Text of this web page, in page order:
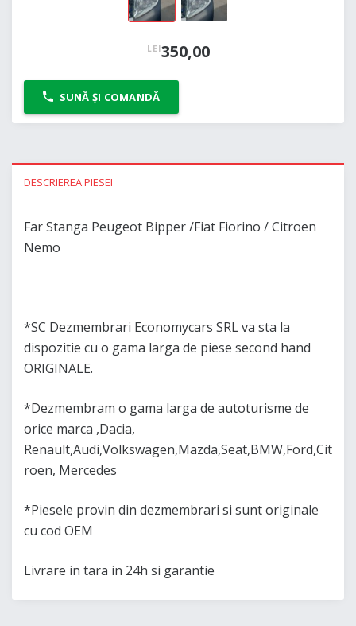
LEI350,00
SUNĂ ȘI COMANDĂ
DESCRIEREA PIESEI
Far Stanga Peugeot Bipper /Fiat Fiorino / Citroen
Nemo
*SC Dezmembrari Economycars SRL va sta la
dispozitie cu o gama larga de piese second hand
ORIGINALE.
*Dezmembram o gama larga de autoturisme de
orice marca ,Dacia,
Renault,Audi,Volkswagen,Mazda,Seat,BMW,Ford,Cit
roen, Mercedes
*Piesele provin din dezmembrari si sunt originale
cu cod OEM
Livrare in tara in 24h si garantie